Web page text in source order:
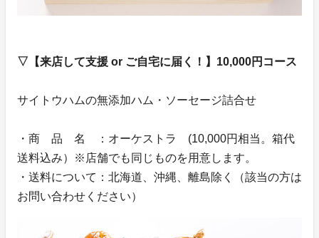
▽【来店して支援 or ご自宅に届く！】10,000円コース
サイトウハムの無添加ハム・ソーセージ詰合せ
・商 品 名 ：オーケストラ (10,000円相当。箱代
送料込み）※店舗でも同じものを用意します。
・送料について：北海道、沖縄、離島除く（該当の方は
お問い合わせください）